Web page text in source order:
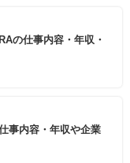
の仕事内容・年収・
事内容・年収や企業